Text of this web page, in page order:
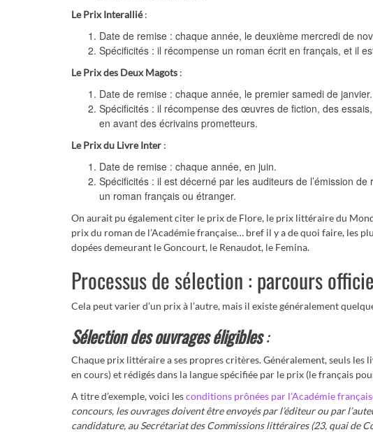
Le Prix Interallié:
Date de remise : chaque année, le deuxième mercredi de
Spécificités : il récompense un roman écrit en français, et il
Le Prix des Deux Magots :
Date de remise : chaque année, le premier samedi de janvier.
Spécificités : il récompense des œuvres de fiction, des
en avant des écrivains prometteurs.
Le Prix du Livre Inter :
Date de remise : chaque année, en juin.
Spécificités : il est décerné par les auditeurs de l’émission
un roman français ou étranger.
On aurait pu également citer le prix de Flore, le prix littéraire du
prix du roman de l’Académie française… bref il y a de quoi faire, les
dopées demeurant le Goncourt, le Renaudot, le Femina.
Processus de sélection : parcours
Cela peut varier d’un prix à l’autre, mais il existe généralement
Sélection des ouvrages éligibles:
Chaque prix littéraire a ses propres critères. Généralement, seuls les
en cours) et rédigés dans la langue spécifiée par le prix (le français
A titre d’exemple, voici lesconditions prônées par l’Académie
concours, les ouvrages doivent être envoyés par l’éditeur ou par
candidature, au Secrétariat des Commissions littéraires (23, quai de